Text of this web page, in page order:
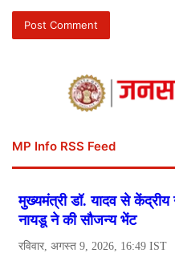
MP Info RSS Feed